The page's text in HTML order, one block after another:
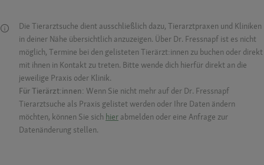
Die Tierarztsuche dient ausschließlich dazu, Tierarztpraxen und Kliniken
in deiner Nähe übersichtlich anzuzeigen. Über Dr. Fressnapf ist es nicht
möglich, Termine bei den gelisteten Tierärzt:innen zu buchen oder direkt
mit ihnen in Kontakt zu treten. Bitte wende dich hierfür direkt an die
jeweilige Praxis oder Klinik.
Für Tierärzt:innen: Wenn Sie nicht mehr auf der Dr. Fressnapf
Tierarztsuche als Praxis gelistet werden oder Ihre Daten ändern
möchten, können Sie sich hier abmelden oder eine Anfrage zur
Datenänderung stellen.